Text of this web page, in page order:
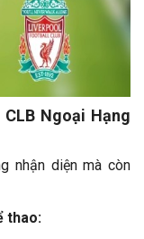
Ngoại Hạng
nhận diện mà còn
thao: